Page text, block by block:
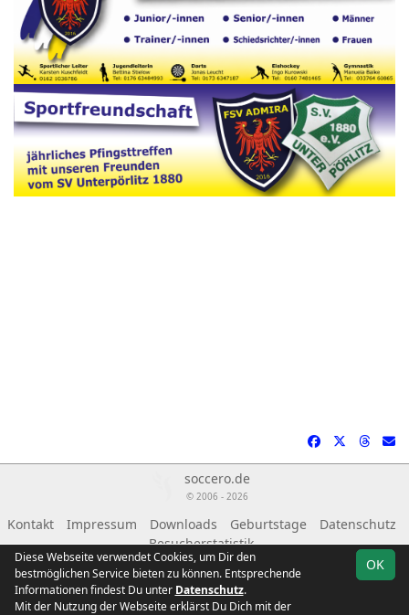
soccero.de
© 2006 - 2026
Kontakt Impressum Downloads Geburtstage
Datenschutz
Besucherstatistik
OK
Diese Webseite verwendet Cookies, um Dir den
bestmöglichen Service bieten zu können. Entsprechende
Informationen findest Du unter Datenschutz.
Mit der Nutzung der Webseite erklärst Du Dich mit der